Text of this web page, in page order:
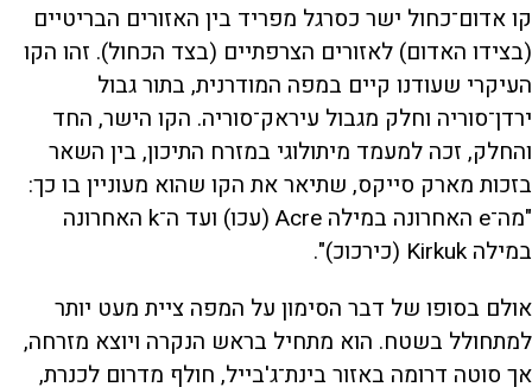
קו אדום־כחול ישר כסרגל מפריד בין האזורים הבריטיים
(בצידו האדום) לאזורים הצרפתיים (בצד הכחול). זהו הקו
העיקרי שעודנו קיים במפה המודרנית, בתור גבול
ירדן־סוריה וחלק מגבול עיראק־סוריה. הקו הישר, החד
והחלק, זכה למעמד מיתולוגי במזרח התיכון, בין השאר
בזכות מארק סייקס, שתיאר את הקו שהוא מעוניין בו כך:
"מה־e האחרונה במילה Acre (עכו) ועד ה־k האחרונה
במילה Kirkuk (כירכוכ)".
אולם בסופו של דבר הסימון על המפה ציית מעט יותר
למתחולל בשטח. הוא מתחיל בראש הנקרה ויוצא מזרחה,
אך סוטה דרומה באזור בינת־ג'בייל, חולף מדרום לכנרת,